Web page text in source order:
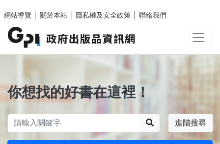
網站導覽
關於本站 隱私權及安全政策 聯絡我們
你想找的好書在這裡！
進階搜尋